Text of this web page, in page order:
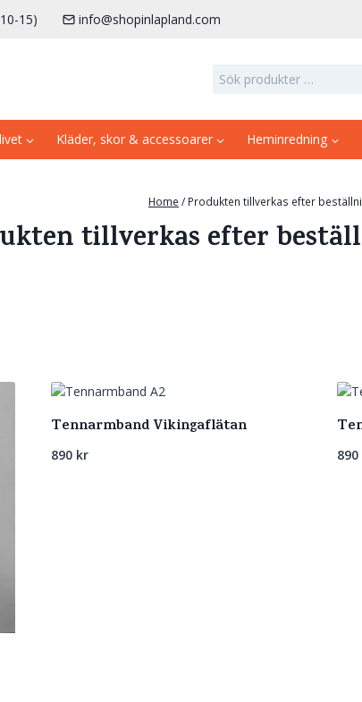
15) info@shopinlapland.com
Sök
Kläder, skor & accessoarer Heminredning
Home / Produkten tillverkas efter
tillverkas efter
Tennarmband Vikingaflätan
890 kr 890